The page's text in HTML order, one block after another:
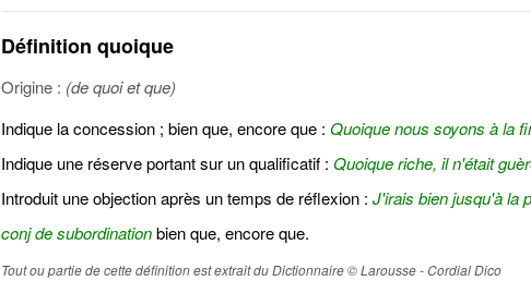
Définition quoique
Origine : (de quoi et que)
Indique la concession ; bien que, encore que : Quoique nous soyons à la
Indique une réserve portant sur un qualificatif : Quoique riche, il n'était
Introduit une objection après un temps de réflexion : J'irais bien jusqu'à la
conj de subordinationbien que, encore que.
Tout ou partie de cette définition est extrait du Dictionnaire © Larousse - Cordial Dico